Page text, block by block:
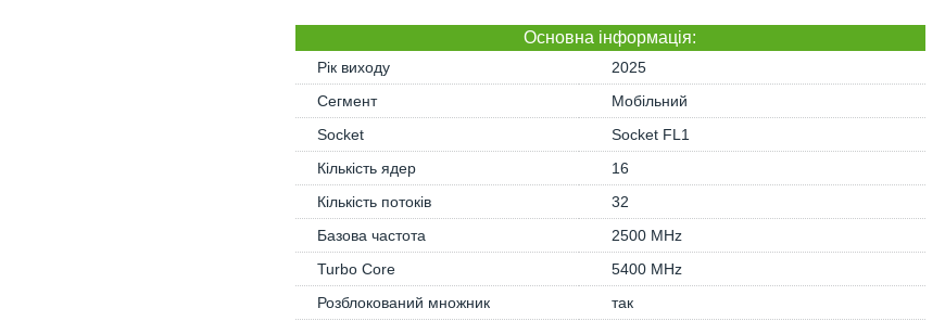
Основна iнформація:
Рік виходу
2025
Сегмент
Мобільний
Socket
Socket FL1
Кількість ядер
16
Кількість потоків
32
Базова частота
2500 MHz
Turbo Core
5400 MHz
Розблокований множник
так